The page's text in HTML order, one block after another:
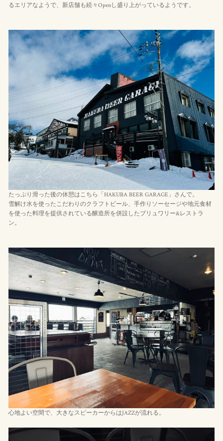
るエリアなようで、新店舗も続々Openし盛り上がっているようです。
たっぷり滑った後の休憩はこちら「HAKUBA BEER GARAGE」さんで。
雪解け水を使ったこだわりのクラフトビール、手作りソーセージや地元食材
を使った料理を提供されている醸造所を併設したブリュワリー&レストラ
ン。
心地よい空間で、大きなスピーカーからはJAZZが流れる。